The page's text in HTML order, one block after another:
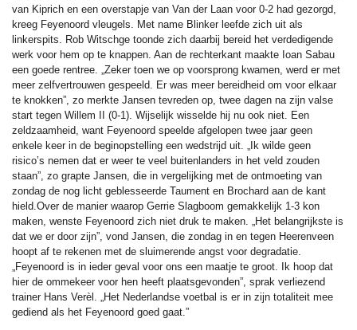
van Kiprich en een overstapje van Van der Laan voor 0-2 had gezorgd,
kreeg Feyenoord vleugels. Met name Blinker leefde zich uit als
linkerspits. Rob Witschge toonde zich daarbij bereid het verdedigende
werk voor hem op te knappen. Aan de rechterkant maakte Ioan Sabau
een goede rentree. „Zeker toen we op voorsprong kwamen, werd er met
meer zelfvertrouwen gespeeld. Er was meer bereidheid om voor elkaar
te knokken”, zo merkte Jansen tevreden op, twee dagen na zijn valse
start tegen Willem II (0-1). Wijselijk wisselde hij nu ook niet. Een
zeldzaamheid, want Feyenoord speelde afgelopen twee jaar geen
enkele keer in de beginopstelling een wedstrijd uit. „Ik wilde geen
risico’s nemen dat er weer te veel buitenlanders in het veld zouden
staan”, zo grapte Jansen, die in vergelijking met de ontmoeting van
zondag de nog licht geblesseerde Taument en Brochard aan de kant
hield.Over de manier waarop Gerrie Slagboom gemakkelijk 1-3 kon
maken, wenste Feyenoord zich niet druk te maken. „Het belangrijkste is
dat we er door zijn”, vond Jansen, die zondag in en tegen Heerenveen
hoopt af te rekenen met de sluimerende angst voor degradatie.
„Feyenoord is in ieder geval voor ons een maatje te groot. Ik hoop dat
hier de ommekeer voor hen heeft plaatsgevonden”, sprak verliezend
trainer Hans Verèl. „Het Nederlandse voetbal is er in zijn totaliteit mee
gediend als het Feyenoord goed gaat.”